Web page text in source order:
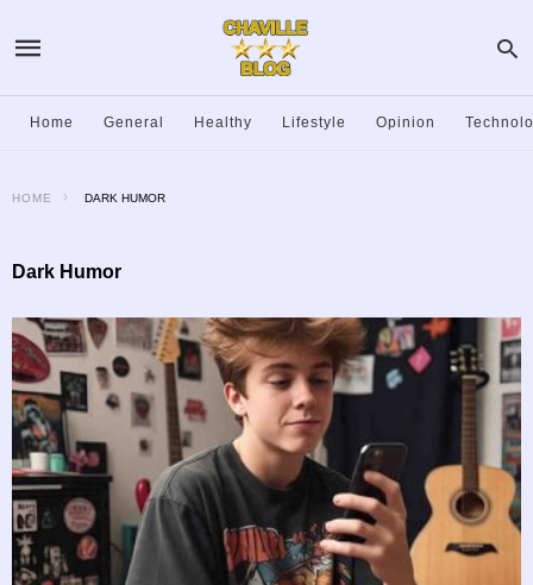
Home General Healthy Lifestyle Opinion
HOME DARK HUMOR
Dark Humor